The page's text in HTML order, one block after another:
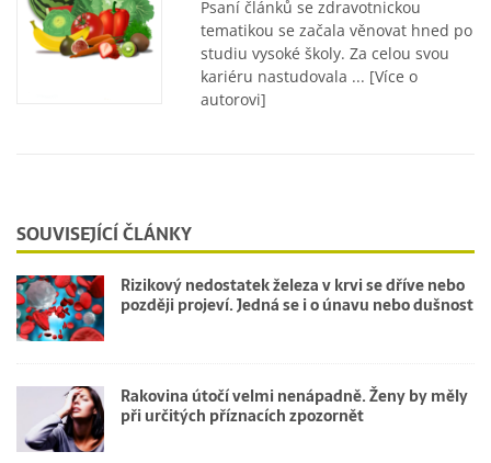
Psaní článků se zdravotnickou
tematikou se začala věnovat hned po
studiu vysoké školy. Za celou svou
kariéru nastudovala ... [Více o
autorovi]
SOUVISEJÍCÍ ČLÁNKY
Rizikový nedostatek železa v krvi se dříve nebo
později projeví. Jedná se i o únavu nebo dušnost
Rakovina útočí velmi nenápadně. Ženy by měly
při určitých příznacích zpozornět